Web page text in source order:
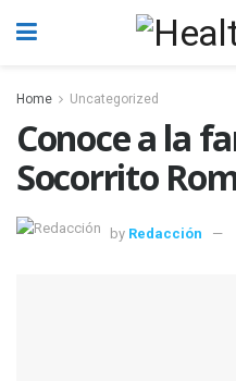
Home Uncategorized
Conoce a la
Socorrito
by Redacción